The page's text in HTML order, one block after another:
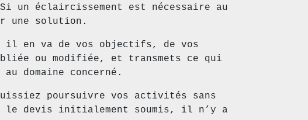
un éclaircissement est nécessaire au
une solution.
il en va de vos objectifs, de vos
ou modifiée, et transmets ce qui
domaine concerné.
poursuivre vos activités sans
le devis initialement soumis, il n’y a